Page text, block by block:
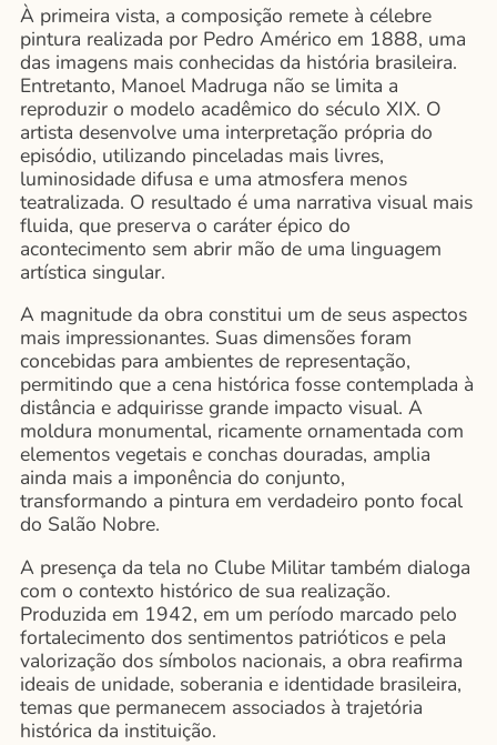
À primeira vista, a composição remete à célebre
pintura realizada por Pedro Américo em 1888, uma
das imagens mais conhecidas da história brasileira.
Entretanto, Manoel Madruga não se limita a
reproduzir o modelo acadêmico do século XIX. O
artista desenvolve uma interpretação própria do
episódio, utilizando pinceladas mais livres,
luminosidade difusa e uma atmosfera menos
teatralizada. O resultado é uma narrativa visual mais
fluida, que preserva o caráter épico do
acontecimento sem abrir mão de uma linguagem
artística singular.
A magnitude da obra constitui um de seus aspectos
mais impressionantes. Suas dimensões foram
concebidas para ambientes de representação,
permitindo que a cena histórica fosse contemplada à
distância e adquirisse grande impacto visual. A
moldura monumental, ricamente ornamentada com
elementos vegetais e conchas douradas, amplia
ainda mais a imponência do conjunto,
transformando a pintura em verdadeiro ponto focal
do Salão Nobre.
A presença da tela no Clube Militar também dialoga
com o contexto histórico de sua realização.
Produzida em 1942, em um período marcado pelo
fortalecimento dos sentimentos patrióticos e pela
valorização dos símbolos nacionais, a obra reafirma
ideais de unidade, soberania e identidade brasileira,
temas que permanecem associados à trajetória
histórica da instituição.